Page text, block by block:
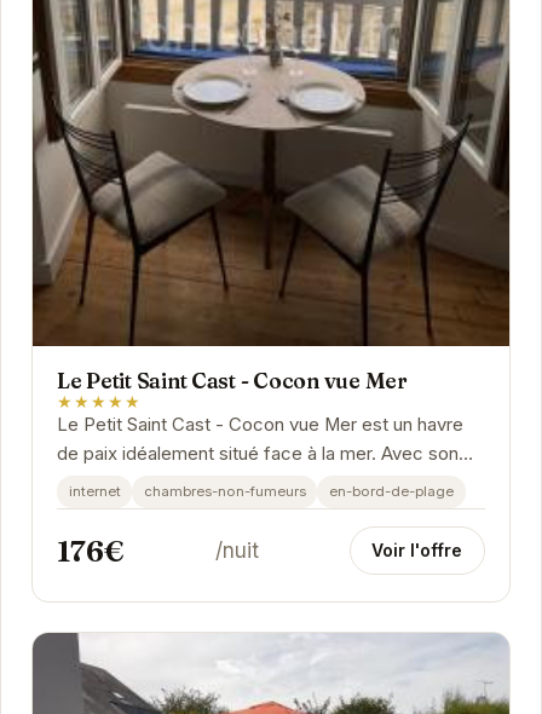
Le Petit Saint Cast - Cocon vue Mer
★★★★★
Le Petit Saint Cast - Cocon vue Mer est un havre
de paix idéalement situé face à la mer. Avec son
ambiance cosy et ses prestations de qualité, il...
internet chambres-non-fumeurs en-bord-de-plage
176€ /nuit Voir l'offre